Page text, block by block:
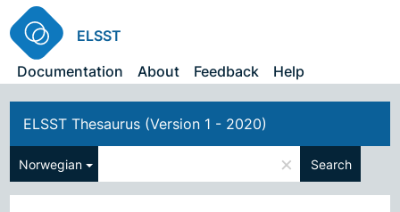
ELSST
Documentation
About Feedback Help
ELSST Thesaurus (Version 1 - 2020)
Norwegian × Search